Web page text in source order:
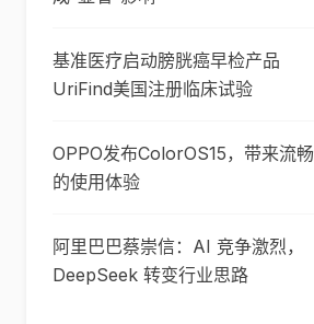
基准医疗启动膀胱癌早检产品
UriFind美国注册临床试验
OPPO发布ColorOS15，带来流畅
的使用体验
阿里巴巴蔡崇信：AI 竞争激烈，
DeepSeek 转变行业思路